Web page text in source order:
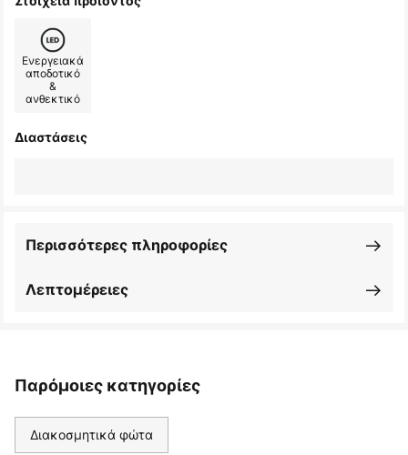
Ενεργειακά
αποδοτικό
&
ανθεκτικό
Διαστάσεις
Λεπτομέρειες
Περισσότερες πληροφορίες
Παρόμοιες κατηγορίες
Διακοσμητικά φώτα